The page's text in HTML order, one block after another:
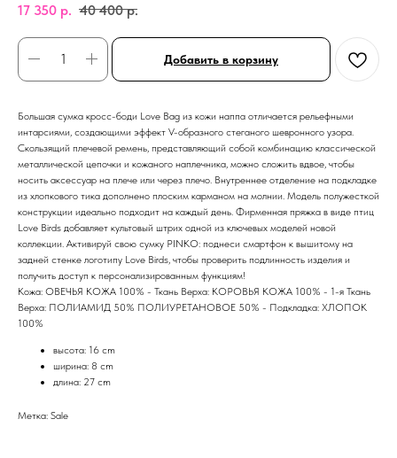
17 350 р. 40 400 р.
Добавить в корзину
Большая сумка кросс-боди Love Bag из кожи наппа отличается рельефными
интарсиями, создающими эффект V-образного стеганого шевронного узора.
Скользящий плечевой ремень, представляющий собой комбинацию классической
металлической цепочки и кожаного наплечника, можно сложить вдвое, чтобы
носить аксессуар на плече или через плечо. Внутреннее отделение на подкладке
из хлопкового тика дополнено плоским карманом на молнии. Модель полужесткой
конструкции идеально подходит на каждый день. Фирменная пряжка в виде птиц
Love Birds добавляет культовый штрих одной из ключевых моделей новой
коллекции. Активируй свою сумку PINKO: поднеси смартфон к вышитому на
задней стенке логотипу Love Birds, чтобы проверить подлинность изделия и
получить доступ к персонализированным функциям!
Кожа: ОВЕЧЬЯ КОЖА 100% - Ткань Верха: КОРОВЬЯ КОЖА 100% - 1-я Ткань
Верха: ПОЛИАМИД 50% ПОЛИУРЕТАНОВОЕ 50% - Подкладка: ХЛОПОК
100%
высота: 16 cm
ширина: 8 cm
длина: 27 cm
Метка: Sale